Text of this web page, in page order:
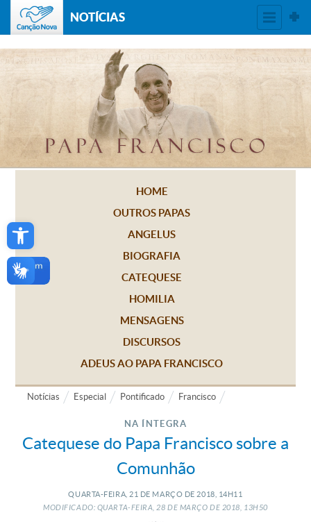
Open toolbar
NOTÍCIAS
HOME
OUTROS PAPAS
ANGELUS
BIOGRAFIA
CATEQUESE
HOMILIA
MENSAGENS
DISCURSOS
ADEUS AO PAPA FRANCISCO
Notícias Especial Pontificado Francisco
NA ÍNTEGRA
Catequese do Papa Francisco sobre a
Comunhão
QUARTA-FEIRA, 21 DE MARÇO DE 2018, 14H11
MODIFICADO: QUARTA-FEIRA, 28 DE MARÇO DE 2018, 13H50